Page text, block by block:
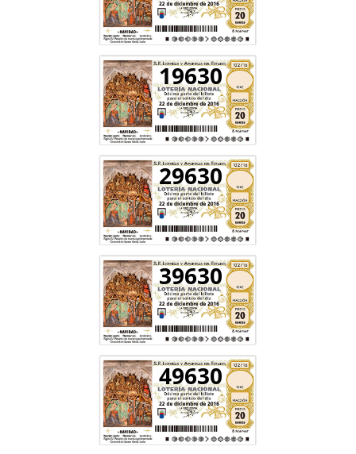
19630
29630
39630
49630